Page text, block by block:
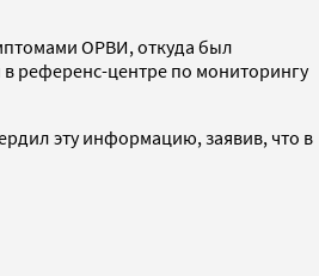
ОРВИ, откуда был
референс-центре по мониторингу
эту информацию, заявив, что в